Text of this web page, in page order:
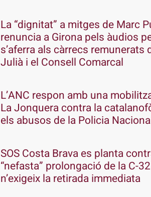
La “dignitat” a mitges de Marc
renuncia a Girona pels àudios
s’aferra als càrrecs remunerats
Julià i el Consell Comarcal
L’ANC respon amb una
La Jonquera contra la
els abusos de la Policia
SOS Costa Brava es planta
“nefasta” prolongació de la C-
n’exigeix la retirada immediata